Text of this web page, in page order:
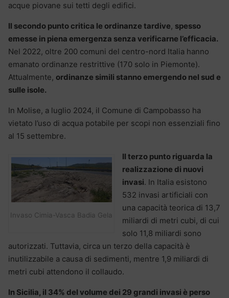
acque piovane sui tetti degli edifici.
Il secondo punto critica le ordinanze tardive, spesso
emesse in piena emergenza senza verificarne l’efficacia.
Nel 2022, oltre 200 comuni del centro-nord Italia hanno
emanato ordinanze restrittive (170 solo in Piemonte).
Attualmente, ordinanze simili stanno emergendo nel sud e
sulle isole.
In Molise, a luglio 2024, il Comune di Campobasso ha
vietato l’uso di acqua potabile per scopi non essenziali fino
al 15 settembre.
Invaso Cimia-Vasca Badia Gela
Il terzo punto riguarda la
realizzazione di nuovi
invasi. In Italia esistono
532 invasi artificiali con
una capacità teorica di 13,7
miliardi di metri cubi, di cui
solo 11,8 miliardi sono
autorizzati. Tuttavia, circa un terzo della capacità è
inutilizzabile a causa di sedimenti, mentre 1,9 miliardi di
metri cubi attendono il collaudo.
In Sicilia, il 34% del volume dei 29 grandi invasi è perso